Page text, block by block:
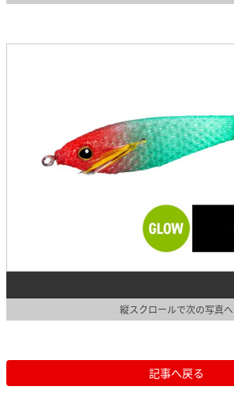
縦スクロールで次の写真へ
記事へ戻る